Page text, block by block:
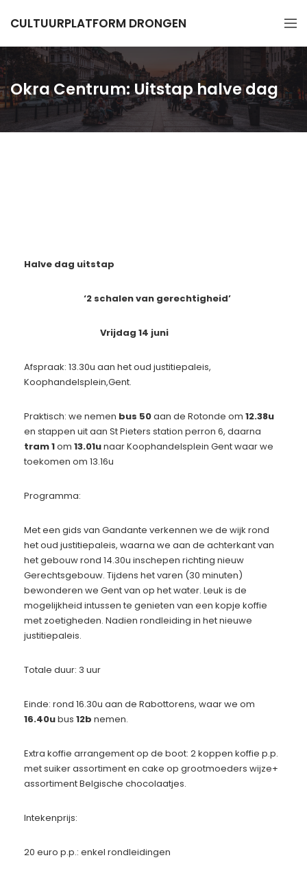
CULTUURPLATFORM DRONGEN
Okra Centrum: Uitstap halve dag
Halve dag uitstap
‘2 schalen van gerechtigheid’
Vrijdag 14 juni
Afspraak: 13.30u aan het oud justitiepaleis,
Koophandelsplein,Gent.
Praktisch: we nemen bus 50aan de Rotonde om 12.38u
en stappen uit aan St Pieters station perron 6, daarna
tram 1om 13.01unaar Koophandelsplein Gent waar we
toekomen om 13.16u
Programma:
Met een gids van Gandante verkennen we de wijk rond
het oud justitiepaleis, waarna we aan de achterkant van
het gebouw rond 14.30u inschepen richting nieuw
Gerechtsgebouw. Tijdens het varen (30 minuten)
bewonderen we Gent van op het water. Leuk is de
mogelijkheid intussen te genieten van een kopje koffie
met zoetigheden. Nadien rondleiding in het nieuwe
justitiepaleis.
Totale duur: 3 uur
Einde: rond 16.30u aan de Rabottorens, waar we om
16.40ubus 12b nemen.
Extra koffie arrangement op de boot: 2 koppen koffie p.p.
met suiker assortiment en cake op grootmoeders wijze+
assortiment Belgische chocolaatjes.
Intekenprijs:
20 euro p.p.: enkel rondleidingen